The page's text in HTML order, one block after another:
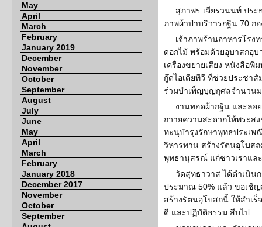
May
April
March
February
January 2019
December
November
October
September
August
July
June
May
April
March
February
January 2018
December 2017
November
October
September
สุภาพร เจียรวนนท์ ประ
ภาพผ้าป่าบริวารกฐิน 70 กอ
เจ้าภาพร้านอาหารโรง
ดอกไม้ พร้อมด้วยอุบาสกอุ
เครื่องขยายเสียง หนังสือ
กู๊ดไอเดียทีวี ที่ช่วยประชา
ร่วมบำเพ็ญบุญกุศลจำนวน
งานทอดผ้ากฐิน และลอ
ถวายความสะดวกให้พระ
ทะนุบำรุงรักษาพุทธประเพ
วิหารทาน สร้างรัตนอุโบสถ
พุทธานุสรณ์ แก่ชาวเราแล
วัดสุทธาวาส ได้ดำเนิน
ประมาณ 50% แล้ว ขอเชิ
สร้างรัตนอุโบสถนี้ ให้สำเ
ดี และปฏิบัติธรรม สืบไป